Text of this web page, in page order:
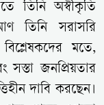
তিনি অস্বীকৃতি
তিনি সরাসরি
মতে,
জনপ্রিয়তার
দাবি করছেন।